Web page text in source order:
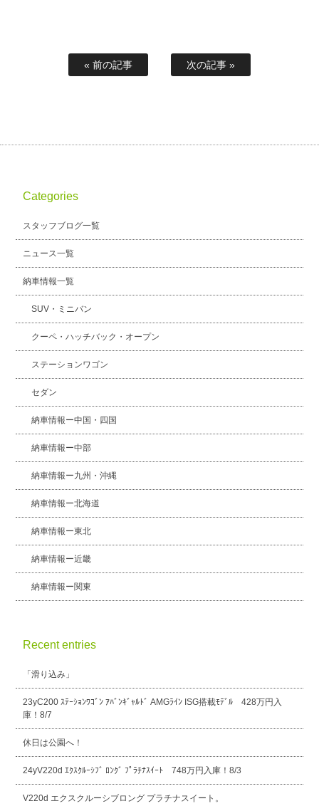
« 前の記事 次の記事 »
Categories
スタッフブログ一覧
ニュース一覧
納車情報一覧
SUV・ミニバン
クーペ・ハッチバック・オープン
ステーションワゴン
セダン
納車情報ー中国・四国
納車情報ー中部
納車情報ー九州・沖縄
納車情報ー北海道
納車情報ー東北
納車情報ー近畿
納車情報ー関東
Recent entries
「滑り込み」
23yC200 ｽﾃｰｼｮﾝﾜｺﾞﾝ ｱﾊﾞﾝｷﾞｬﾙﾄﾞ AMGﾗｲﾝ ISG搭載ﾓﾃﾞﾙ 428万円入
庫！8/7
休日は公園へ！
24yV220d ｴｸｽｸﾙｰｼﾌﾞ ﾛﾝｸﾞ ﾌﾟﾗﾁﾅｽｲｰﾄ 748万円入庫！8/3
V220d エクスクルーシブロング プラチナスイート。